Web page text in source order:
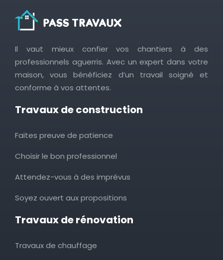
Il vaut mieux confier vos chantiers à des
professionnels aguerris. Avec un expert dans votre
maison, vous bénéficiez d’un travail soigné et
conforme à vos attentes.
Travaux de construction
Faites preuve de patience
Choisir le bon professionnel
Attendez-vous à des imprévus
Soyez ouvert aux propositions
Travaux de rénovation
Travaux de chauffage